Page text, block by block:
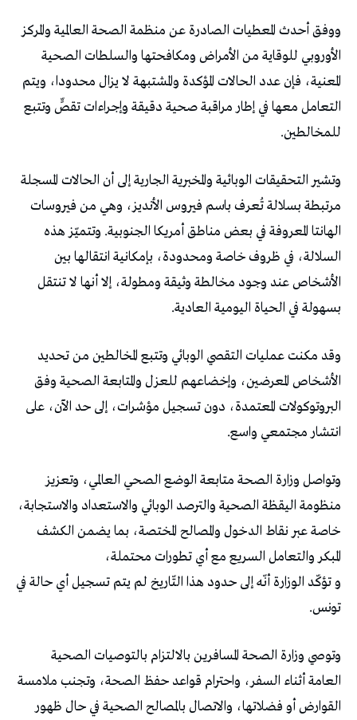
ووفق أحدث المعطيات الصادرة عن منظمة الصحة العالمية والمركز
الأوروبي للوقاية من الأمراض ومكافحتها والسلطات الصحية
المعنية، فإن عدد الحالات المؤكدة والمشتبهة لا يزال محدودا، ويتم
التعامل معها في إطار مراقبة صحية دقيقة وإجراءات تقصٍّ وتتبع
للمخالطين.
وتشير التحقيقات الوبائية والمخبرية الجارية إلى أن الحالات المسجلة
مرتبطة بسلالة تُعرف باسم فيروس الأنديز، وهي من فيروسات
الهانتا المعروفة في بعض مناطق أمريكا الجنوبية. وتتميّز هذه
السلالة، في ظروف خاصة ومحدودة، بإمكانية انتقالها بين
الأشخاص عند وجود مخالطة وثيقة ومطولة، إلا أنها لا تنتقل
بسهولة في الحياة اليومية العادية.
وقد مكنت عمليات التقصي الوبائي وتتبع المخالطين من تحديد
الأشخاص المعرضين، وإخضاعهم للعزل والمتابعة الصحية وفق
البروتوكولات المعتمدة، دون تسجيل مؤشرات، إلى حد الآن، على
انتشار مجتمعي واسع.
وتواصل وزارة الصحة متابعة الوضع الصحي العالمي، وتعزيز
منظومة اليقظة الصحية والترصد الوبائي والاستعداد والاستجابة،
خاصة عبر نقاط الدخول والمصالح المختصة، بما يضمن الكشف
المبكر والتعامل السريع مع أي تطورات محتملة،
و تؤكّد الوزارة أنّه إلى حدود هذا التّاريخ لم يتم تسجيل أي حالة في
تونس.
وتوصي وزارة الصحة المسافرين بالالتزام بالتوصيات الصحية
العامة أثناء السفر، واحترام قواعد حفظ الصحة، وتجنب ملامسة
القوارض أو فضلاتها، والاتصال بالمصالح الصحية في حال ظهور